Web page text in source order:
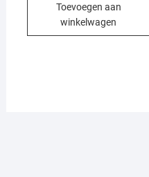
Toevoegen aan
winkelwagen